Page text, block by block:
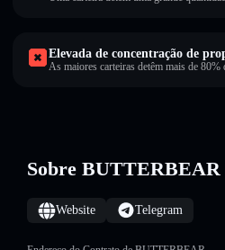
Elevada de concentração de
As maiores carteiras detêm mais de
Sobre
Website Telegram